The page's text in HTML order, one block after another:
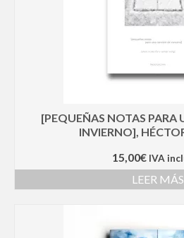
[PEQUEÑAS NOTAS PARA
INVIERNO],
15,00€ IVA
LEER MÁS